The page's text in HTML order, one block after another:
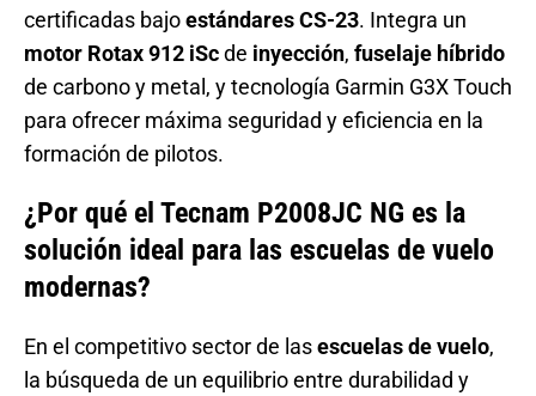
certificadas bajoestándares CS-23. Integra un
motor Rotax 912 iScde inyección, fuselaje híbrido
de carbono y metal, y tecnología Garmin G3X Touch
para ofrecer máxima seguridad y eficiencia en la
formación de pilotos.
¿Por qué el Tecnam P2008JC NG es la
solución ideal para las escuelas de vuelo
modernas?
En el competitivo sector de lasescuelas de vuelo,
la búsqueda de un equilibrio entre durabilidad y